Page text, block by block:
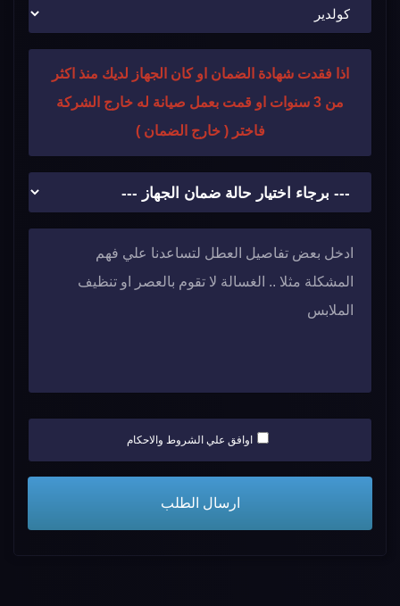
اذا فقدت شهادة الضمان او كان الجهاز لديك منذ اكثر
من 3 سنوات او قمت بعمل صيانة له خارج الشركة
فاختر ( خارج الضمان )
اوافق علي الشروط والاحكام